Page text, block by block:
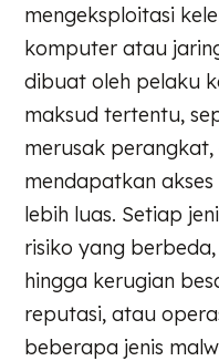
mengeksploitasi
komputer atau
dibuat oleh pelaku
maksud tertentu,
merusak
mendapatkan
lebih luas. Setiap
risiko yang
hingga kerugian
reputasi, atau
beberapa jenis